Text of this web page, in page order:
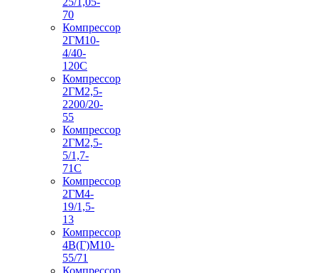
70
Компрессор
2ГМ10-
4/40-
120С
Компрессор
2ГМ2,5-
2200/20-
55
Компрессор
2ГМ2,5-
5/1,7-
71С
Компрессор
2ГМ4-
19/1,5-
13
Компрессор
4В(Г)М10-
55/71